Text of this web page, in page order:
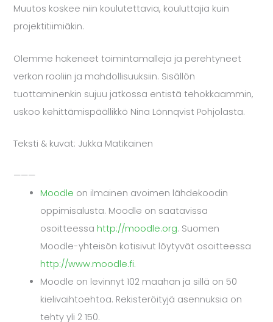
Muutos koskee niin koulutettavia, kouluttajia kuin
projektitiimiäkin.
Olemme hakeneet toimintamalleja ja perehtyneet
verkon rooliin ja mahdollisuuksiin. Sisällön
tuottaminenkin sujuu jatkossa entistä tehokkaammin,
uskoo kehittämispäällikkö Nina Lönnqvist Pohjolasta.
Teksti & kuvat: Jukka Matikainen
———
Moodle on ilmainen avoimen lähdekoodin
oppimisalusta. Moodle on saatavissa
osoitteessa http://moodle.org. Suomen
Moodle-yhteisön kotisivut löytyvät osoitteessa
http://www.moodle.fi.
Moodle on levinnyt 102 maahan ja sillä on 50
kielivaihtoehtoa. Rekisteröityjä asennuksia on
tehty yli 2 150.